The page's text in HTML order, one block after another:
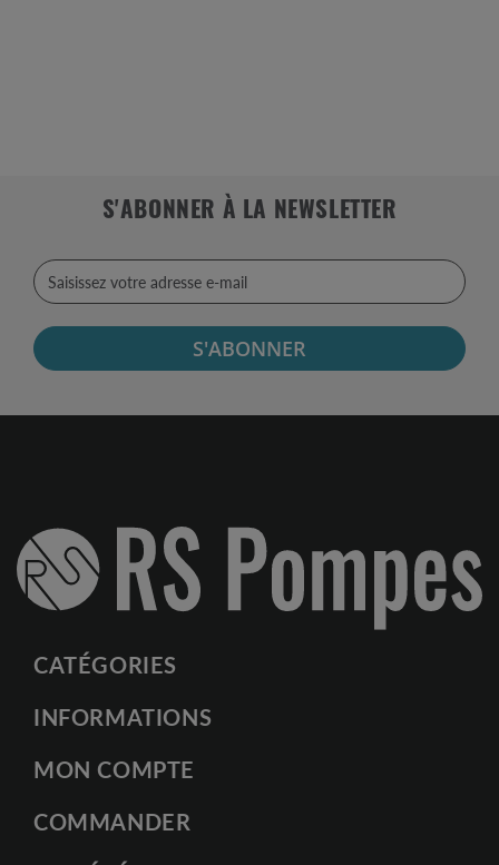
S'ABONNER À LA NEWSLETTER
S'ABONNER
CATÉGORIES
INFORMATIONS
MON COMPTE
COMMANDER